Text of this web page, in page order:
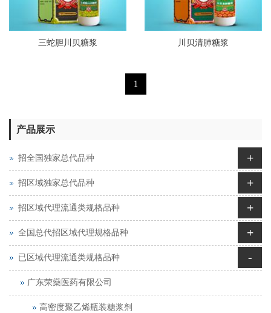
三蛇胆川贝糖浆 川贝清肺糖浆
1
产品展示
招全国独家总代品种 +
招区域独家总代品种 +
招区域代理流通类规格品种 +
全国总代招区域代理规格品种 +
已区域代理流通类规格品种 -
广东荣燊医药有限公司
高密度聚乙烯瓶装糖浆剂